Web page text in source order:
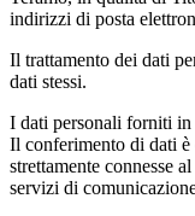
indirizzi di posta
Il trattamento dei dati
dati stessi.
I dati personali forniti in
Il conferimento di dati è
strettamente connesse
servizi di